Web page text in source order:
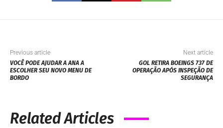
Previous article
VOCÊ PODE AJUDAR A ANA A
ESCOLHER SEU NOVO MENU DE
BORDO
Next article
GOL RETIRA BOEINGS 737 DE
OPERAÇÃO APÓS INSPEÇÃO DE
SEGURANÇA
Related Articles